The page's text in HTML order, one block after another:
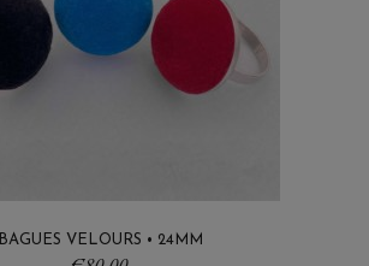
BAGUES VELOURS • 24MM